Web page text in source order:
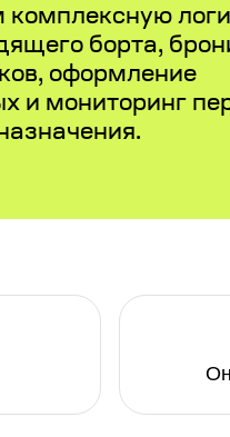
борта,
оформление
и мониторинг